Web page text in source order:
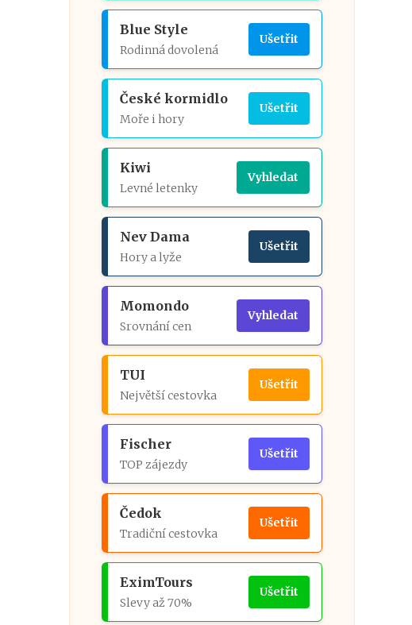
Blue Style
Rodinná dovolená
Ušetřit
České kormidlo
Moře i hory
Ušetřit
Kiwi
Levné letenky
Vyhledat
Nev Dama
Hory a lyže
Ušetřit
Momondo
Srovnání cen
Vyhledat
TUI
Největší cestovka
Ušetřit
Fischer
TOP zájezdy
Ušetřit
Čedok
Tradiční cestovka
Ušetřit
EximTours
Slevy až 70%
Ušetřit